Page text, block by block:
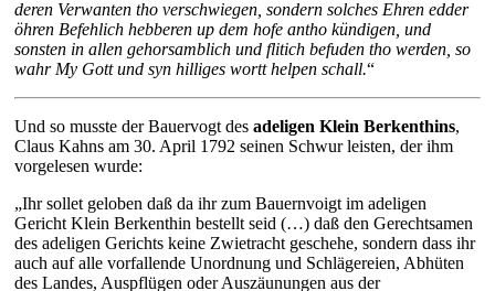
deren Verwanten tho verschwiegen, sondern solches Ehren edder
öhren Befehlich hebberen up dem hofe antho kündigen, und
sonsten in allen gehorsamblich und flitich befuden tho werden, so
wahr My Gott und syn hilliges wortt helpen schall.“
Und so musste der Bauervogt des adeligen Klein Berkenthins,
Claus Kahns am 30. April 1792 seinen Schwur leisten, der ihm
vorgelesen wurde:
„Ihr sollet geloben daß da ihr zum Bauernvoigt im adeligen
Gericht Klein Berkenthin bestellt seid (…) daß den Gerechtsamen
des adeligen Gerichts keine Zwietracht geschehe, sondern dass ihr
auch auf alle vorfallende Unordnung und Schlägereien, Abhüten
des Landes, Auspflügen oder Auszäunungen aus der